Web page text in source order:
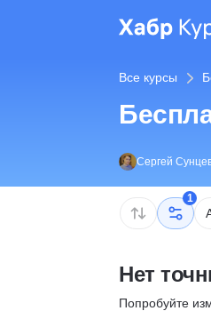
Все курсы
Сергей
1
Нет
Попробуйте